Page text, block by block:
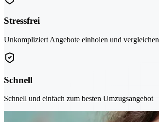
Stressfrei
Unkompliziert Angebote einholen und vergleichen
Schnell
Schnell und einfach zum besten Umzugsangebot